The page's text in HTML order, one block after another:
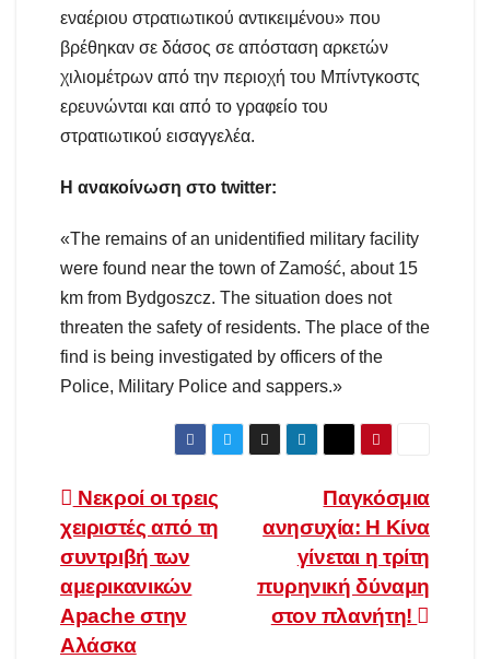
εναέριου στρατιωτικού αντικειμένου» που
βρέθηκαν σε δάσος σε απόσταση αρκετών
χιλιομέτρων από την περιοχή του Μπίντγκοστς
ερευνώνται και από το γραφείο του
στρατιωτικού εισαγγελέα.
Η ανακοίνωση στο twitter:
«The remains of an unidentified military facility
were found near the town of Zamość, about 15
km from Bydgoszcz. The situation does not
threaten the safety of residents. The place of the
find is being investigated by officers of the
Police, Military Police and sappers.»
Πλοήγηση
άρθρων
Παγκόσμια
ανησυχία: Η Κίνα
γίνεται η τρίτη
πυρηνική δύναμη
στον πλανήτη!
Νεκροί οι τρεις
χειριστές από τη
συντριβή των
αμερικανικών
Apache στην
Αλάσκα